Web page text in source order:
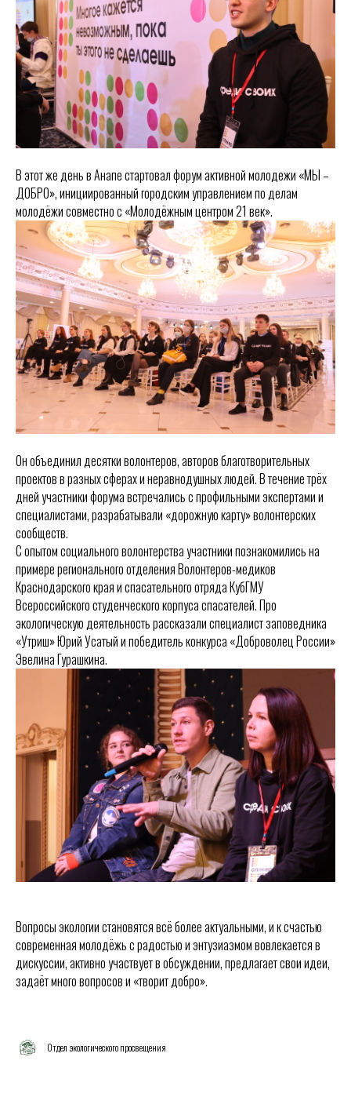
В этот же день в Анапе стартовал форум активной молодежи «МЫ –
ДОБРО», инициированный городским управлением по делам
молодёжи совместно с «Молодёжным центром 21 век».
Он объединил десятки волонтеров, авторов благотворительных
проектов в разных сферах и неравнодушных людей. В течение трёх
дней участники форума встречались с профильными экспертами и
специалистами, разрабатывали «дорожную карту» волонтерских
сообществ.
С опытом социального волонтерства участники познакомились на
примере регионального отделения Волонтеров-медиков
Краснодарского края и спасательного отряда КубГМУ
Всероссийского студенческого корпуса спасателей. Про
экологическую деятельность рассказали специалист заповедника
«Утриш» Юрий Усатый и победитель конкурса «Доброволец России»
Эвелина Гурашкина.
Вопросы экологии становятся всё более актуальными, и к счастью
современная молодёжь с радостью и энтузиазмом вовлекается в
дискуссии, активно участвует в обсуждении, предлагает свои идеи,
задаёт много вопросов и «творит добро».
Отдел экологического просвещения